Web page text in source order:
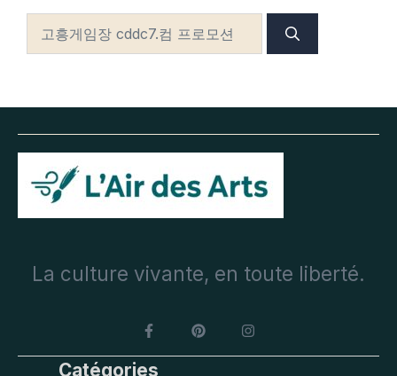
La culture vivante, en toute liberté.
Catégories